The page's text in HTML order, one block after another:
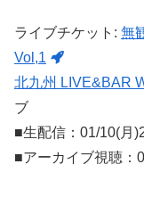
ライブチケット: 無
Vol,1
北九州 LIVE&BAR
ブ
■生配信：01/10(月
■アーカイブ視聴：